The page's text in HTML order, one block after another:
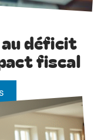
déficit
fiscal